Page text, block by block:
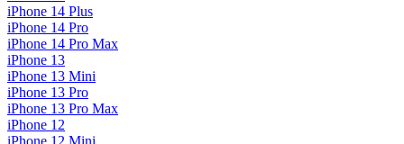
iPhone 14 Plus
iPhone 14 Pro
iPhone 14 Pro Max
iPhone 13
iPhone 13 Mini
iPhone 13 Pro
iPhone 13 Pro Max
iPhone 12
iPhone 12 Mini